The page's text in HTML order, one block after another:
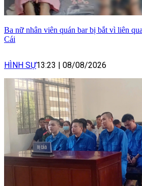
Ba nữ nhân viên quán bar bị bắt vì liên
Cái
HÌNH SỰ13:23 08/08/2026